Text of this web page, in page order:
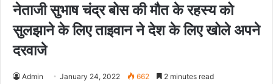
नेताजी सुभाष चंद्र बोस की मौत के रहस्य को
सुलझाने के लिए ताइवान ने देश के लिए खोले अपने
दरवाजे
Admin January 24, 2022 662 2 minutes read